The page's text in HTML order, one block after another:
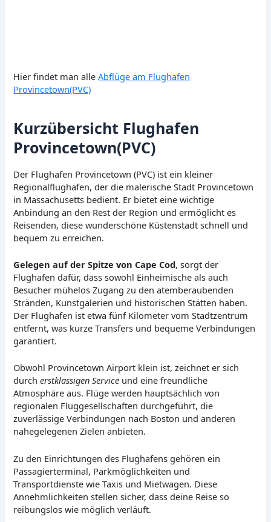
Hier findet man alleAbflüge am Flughafen
Provincetown(PVC)
Kurzübersicht Flughafen
Provincetown(PVC)
Der Flughafen Provincetown (PVC) ist ein kleiner
Regionalflughafen, der die malerische Stadt Provincetown
in Massachusetts bedient. Er bietet eine wichtige
Anbindung an den Rest der Region und ermöglicht es
Reisenden, diese wunderschöne Küstenstadt schnell und
bequem zu erreichen.
Gelegen auf der Spitze von Cape Cod, sorgt der
Flughafen dafür, dass sowohl Einheimische als auch
Besucher mühelos Zugang zu den atemberaubenden
Stränden, Kunstgalerien und historischen Stätten haben.
Der Flughafen ist etwa fünf Kilometer vom Stadtzentrum
entfernt, was kurze Transfers und bequeme Verbindungen
garantiert.
Obwohl Provincetown Airport klein ist, zeichnet er sich
durcherstklassigen Service und eine freundliche
Atmosphäre aus. Flüge werden hauptsächlich von
regionalen Fluggesellschaften durchgeführt, die
zuverlässige Verbindungen nach Boston und anderen
nahegelegenen Zielen anbieten.
Zu den Einrichtungen des Flughafens gehören ein
Passagierterminal, Parkmöglichkeiten und
Transportdienste wie Taxis und Mietwagen. Diese
Annehmlichkeiten stellen sicher, dass deine Reise so
reibungslos wie möglich verläuft.